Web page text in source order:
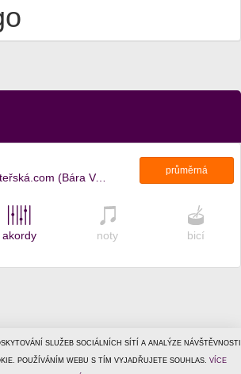
SLUŽEB SOCIÁLNÍCH SÍTÍ A ANALÝZE NÁVŠTĚVNOSTI
POUŽÍVÁNÍM WEBU S TÍM VYJADŘUJETE SOUHLAS. VÍCE
Petra Černocká, Mateřská.com (Bára Vaculíková, Lena Yellow)
průměrná
akordy noty bicí
Media, a.s. ISSN 1801-5131